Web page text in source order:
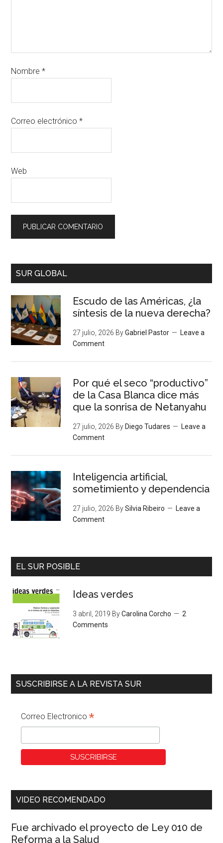
Nombre*
Correo electrónico*
Web
SUR GLOBAL
Escudo de las Américas, ¿la
síntesis de la nueva derecha?
27 julio, 2026 ByGabriel Pastor
Leave a
Comment
Por qué el seco “productivo”
de la Casa Blanca dice más
que la sonrisa de Netanyahu
27 julio, 2026 By Diego Tudares
Leave a
Comment
Inteligencia artificial,
sometimiento y dependencia
27 julio, 2026 BySilvia Ribeiro
Leave a
Comment
EL SUR POSIBLE
Ideas verdes
3 abril, 2019 ByCarolina Corcho
2
Comments
SUSCRIBIRSE A LA REVISTA SUR
Correo Electronico*
VIDEO RECOMENDADO
Fue archivado el proyecto de Ley 010 de
Reforma a la Salud